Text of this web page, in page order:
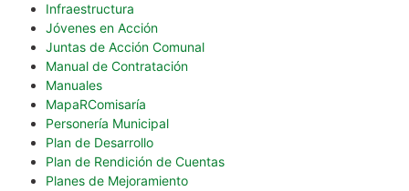
Infraestructura
Jóvenes en Acción
Juntas de Acción Comunal
Manual de Contratación
Manuales
MapaRComisaría
Personería Municipal
Plan de Desarrollo
Plan de Rendición de Cuentas
Planes de Mejoramiento